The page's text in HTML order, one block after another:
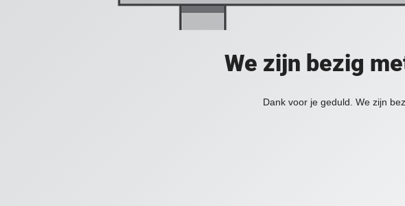
We zijn bezig
Dank voor je geduld. We zijn